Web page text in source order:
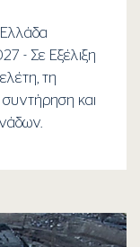
- Σε Εξέλιξη
τη
και